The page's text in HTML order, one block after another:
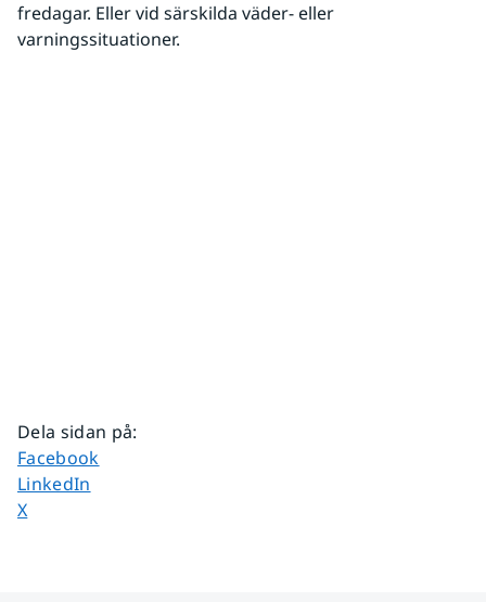
fredagar. Eller vid särskilda väder- eller
varningssituationer.
Dela sidan på:
Dela sidan på
Facebook
Dela sidan på
LinkedIn
Dela sidan på
X